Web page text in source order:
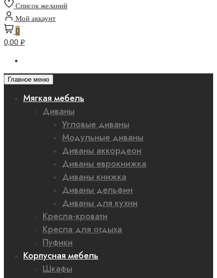
Список желаний
Мой аккаунт
0
0,00 ₽
Главное меню
Мягкая мебель
Диваны
Угловые диваны
Модульные диваны
Диваны аккордеон
Диваны еврокнижка
Диваны книжка
Диваны дельфин
Диваны для кухни
Кресла-кровати
Кресла для отдыха
Пуфики
Корпусная мебель
Шкафы